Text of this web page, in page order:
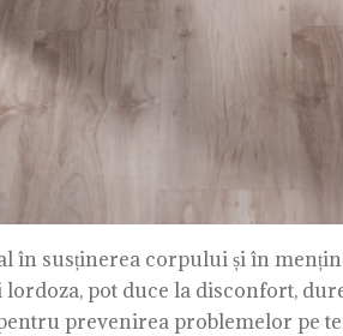
în susținerea corpului și în
pot duce la disconfort,
prevenirea problemelor pe